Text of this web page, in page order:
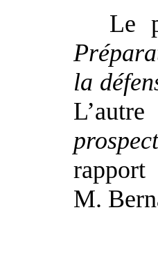
Le
la
M.